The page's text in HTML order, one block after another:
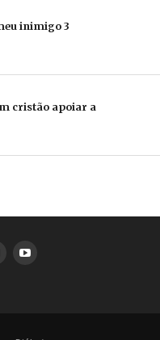
inimigo 3
cristão apoiar a